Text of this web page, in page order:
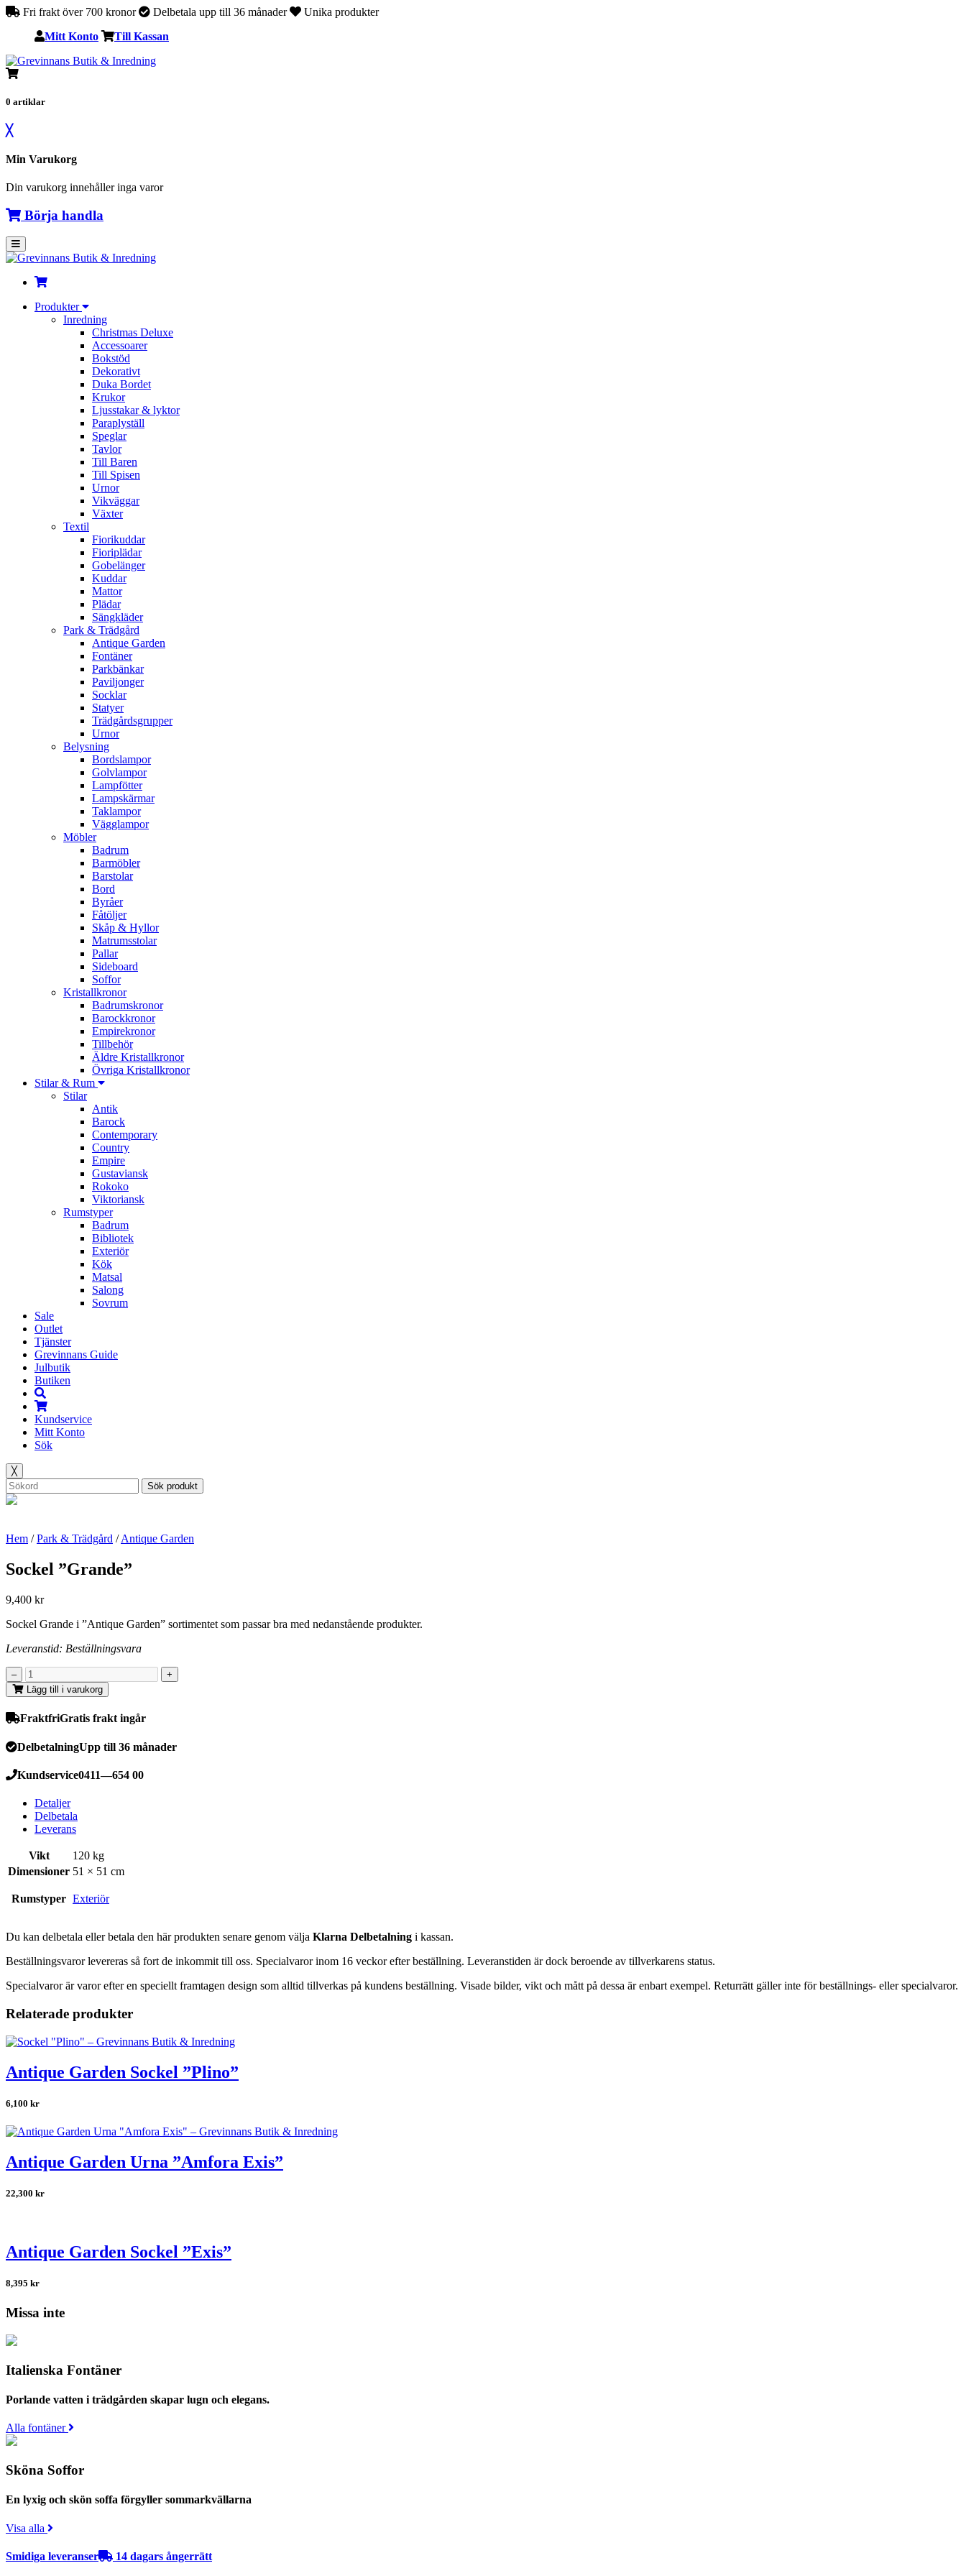
Fri frakt över 700 kronor Delbetala upp till 36 månader Unika produkter
Mitt Konto Till Kassan
0 artiklar
╳
Min Varukorg
Din varukorg innehåller inga varor
Börja handla
Produkter
Inredning
Christmas Deluxe
Accessoarer
Bokstöd
Dekorativt
Duka Bordet
Krukor
Ljusstakar & lyktor
Paraplyställ
Speglar
Tavlor
Till Baren
Till Spisen
Urnor
Vikväggar
Växter
Textil
Fiorikuddar
Fioriplädar
Gobelänger
Kuddar
Mattor
Plädar
Sängkläder
Park & Trädgård
Antique Garden
Fontäner
Parkbänkar
Paviljonger
Socklar
Statyer
Trädgårdsgrupper
Urnor
Belysning
Bordslampor
Golvlampor
Lampfötter
Lampskärmar
Taklampor
Vägglampor
Möbler
Badrum
Barmöbler
Barstolar
Bord
Byråer
Fåtöljer
Skåp & Hyllor
Matrumsstolar
Pallar
Sideboard
Soffor
Kristallkronor
Badrumskronor
Barockkronor
Empirekronor
Tillbehör
Äldre Kristallkronor
Övriga Kristallkronor
Stilar & Rum
Stilar
Antik
Barock
Contemporary
Country
Empire
Gustaviansk
Rokoko
Viktoriansk
Rumstyper
Badrum
Bibliotek
Exteriör
Kök
Matsal
Salong
Sovrum
Sale
Outlet
Tjänster
Grevinnans Guide
Julbutik
Butiken
Kundservice
Mitt Konto
Sök
╳
Sök produkt
Hem /Park & Trädgård /Antique Garden
Sockel ”Grande”
9,400 kr
Sockel Grande i ”Antique Garden” sortimentet som passar bra med nedanstående produkter.
Leveranstid: Beställningsvara
Lägg till i varukorg
FraktfriGratis frakt ingår
DelbetalningUpp till 36 månader
Kundservice0411—654 00
Detaljer
Delbetala
Leverans
Vikt
120 kg
Dimensioner 51 × 51 cm
Rumstyper Exteriör
Du kan delbetala eller betala den här produkten senare genom välja Klarna Delbetalning i kassan.
Beställningsvaror levereras så fort de inkommit till oss. Specialvaror inom 16 veckor efter beställning. Leveranstiden är dock beroende av tillverkarens status.
Specialvaror är varor efter en speciellt framtagen design som alltid tillverkas på kundens beställning. Visade bilder, vikt och mått på dessa är enbart exempel. Returrätt gäller inte för beställnings- eller specialvaror.
Relaterade produkter
Antique Garden Sockel ”Plino”
6,100 kr
Antique Garden Urna ”Amfora Exis”
22,300 kr
Antique Garden Sockel ”Exis”
8,395 kr
Missa inte
Italienska Fontäner
Porlande vatten i trädgården skapar lugn och elegans.
Alla fontäner
Sköna Soffor
En lyxig och skön soffa förgyller sommarkvällarna
Visa alla
Smidiga leveranser 14 dagars ångerrätt